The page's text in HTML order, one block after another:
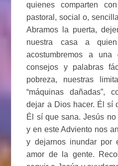
quienes comparten
pastoral, social o,
Abramos la puerta,
nuestra casa a
acostumbremos a una
consejos y palabras
pobreza, nuestras
“máquinas dañadas”,
dejar a Dios hacer. Él sí
Él sí que sana. Jesús
y en este Adviento nos
y dejarnos inundar por
amor de la gente.